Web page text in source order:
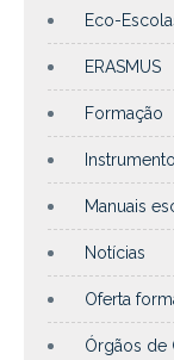
Eco-
ERASMUS
Formação
Manuais
Notícias
Oferta
Órgãos de